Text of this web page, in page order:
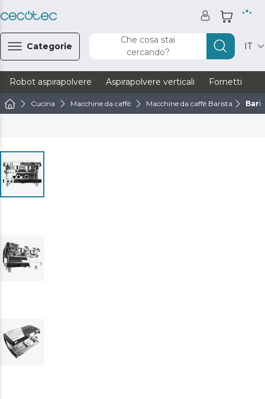
Categorie
Che cosa stai
cercando?
IT
Robot aspirapolvere Aspirapolvere verticali Fornetti
Cucina Macchine da caffè Macchine da caffè Barista